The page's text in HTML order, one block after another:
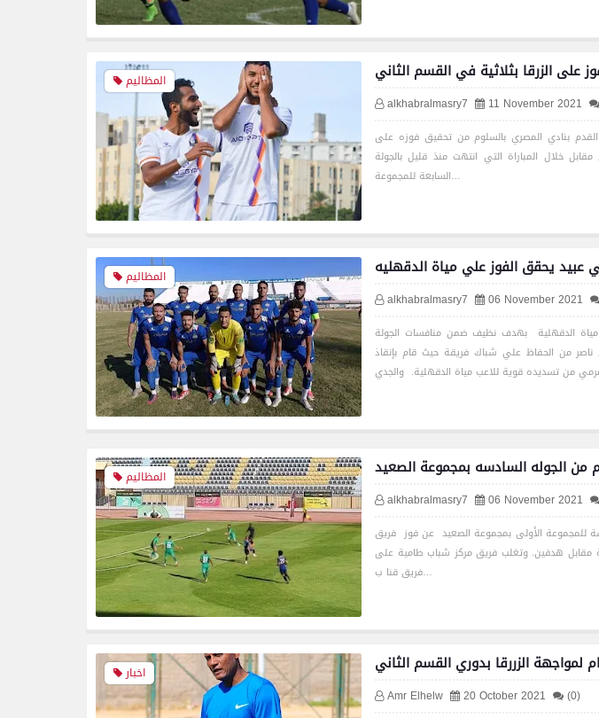
المظاليم على الزرقا بثلاثية في القسم الثاني
alkhabralmasry7 11 November 2021
بنادي المصري بالسلوم من تحقيق فوزه على
خلال المباراة التي انتهت منذ قليل بالجولة
السابعة للمجموعة…
المظاليم عبيد يحقق الفوز علي مياة الدقهليه
alkhabralmasry7 06 November 2021
الدقهلية بهدف نظيف ضمن منافسات الجولة
ناصر من الحفاظ علي شباك فريقة حيث قام بإنقاذ
المظاليم من الجوله السادسه بمجموعة الصعيد
alkhabralmasry7 06 November 2021
للمجموعة الأولى بمجموعة الصعيد عن فوز فريق
مقابل هدفين. وتغلب فريق مركز شباب طامية على
فريق قنا ب…
اخبار لمواجهة الزررقا بدوري القسم الثاني
Amr Elhelw 20 October 2021 (0)